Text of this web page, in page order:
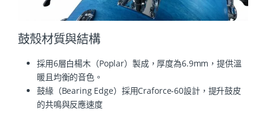
鼓殼材質與結構
採用6層白楊木（Poplar）製成，厚度為6.9mm，提供溫
暖且均衡的音色。
鼓緣（Bearing Edge）採用Craforce-60設計，提升鼓皮
的共鳴與反應速度